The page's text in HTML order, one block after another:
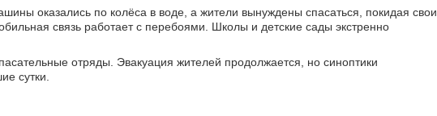
оказались по колёса в воде, а жители вынуждены спасаться, покидая свои
связь работает с перебоями. Школы и детские сады экстренно
отряды. Эвакуация жителей продолжается, но синоптики
сутки.